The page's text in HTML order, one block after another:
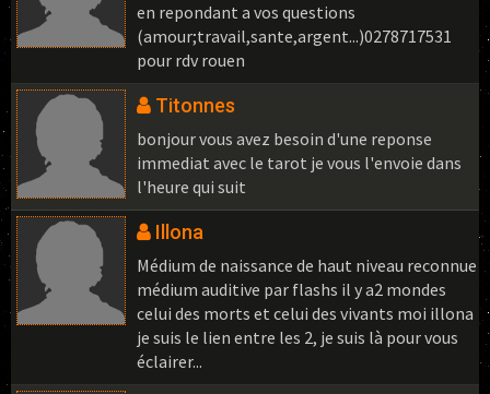
en repondant a vos questions
(amour;travail,sante,argent...)0278717531
pour rdv rouen
Titonnes
bonjour vous avez besoin d'une reponse
immediat avec le tarot je vous l'envoie dans
l'heure qui suit
Illona
Médium de naissance de haut niveau reconnue
médium auditive par flashs il y a2 mondes
celui des morts et celui des vivants moi illona
je suis le lien entre les 2, je suis là pour vous
éclairer...